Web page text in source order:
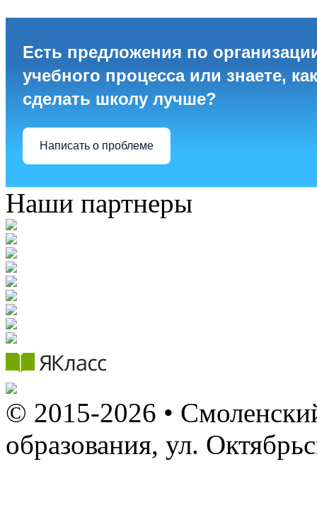
Есть предложения по
учебного процесса или знаете, как
сделать школу лучше?
Написать о проблеме
Наши партнеры
© 2015-2026 •
образования, ул.